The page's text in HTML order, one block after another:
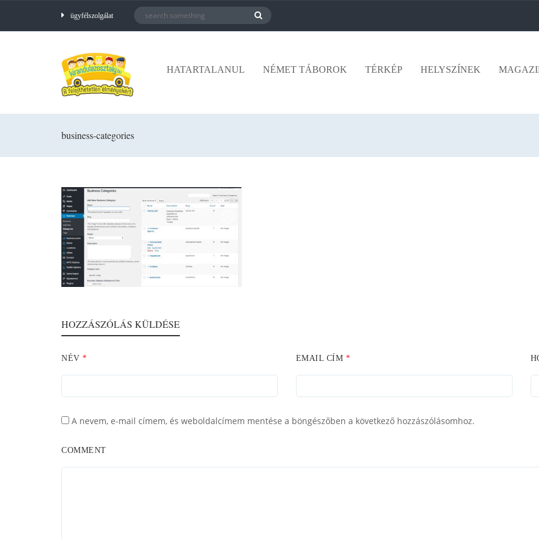
ügyfélszolgálat
HATARTALANUL NÉMET TÁBOROK TÉRKÉP HELYSZÍNEK
business-categories
HOZZÁSZÓLÁS KÜLDÉSE
NÉV * EMAIL CÍM *
A nevem, e-mail címem, és weboldalcímem mentése a böngészőben a következő hozzászólásomhoz.
COMMENT